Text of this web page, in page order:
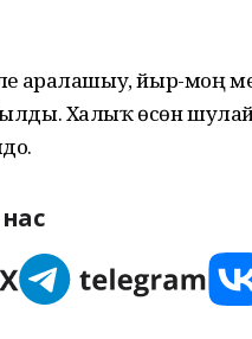
аралашыу, йыр-моң
Халыҡ өсөн